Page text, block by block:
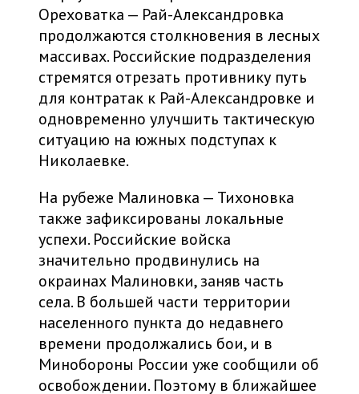
Ореховатка — Рай-Александровка
продолжаются столкновения в лесных
массивах. Российские подразделения
стремятся отрезать противнику путь
для контратак к Рай-Александровке и
одновременно улучшить тактическую
ситуацию на южных подступах к
Николаевке.
На рубеже Малиновка — Тихоновка
также зафиксированы локальные
успехи. Российские войска
значительно продвинулись на
окраинах Малиновки, заняв часть
села. В большей части территории
населенного пункта до недавнего
времени продолжались бои, и в
Минобороны России уже сообщили об
освобождении. Поэтому в ближайшее